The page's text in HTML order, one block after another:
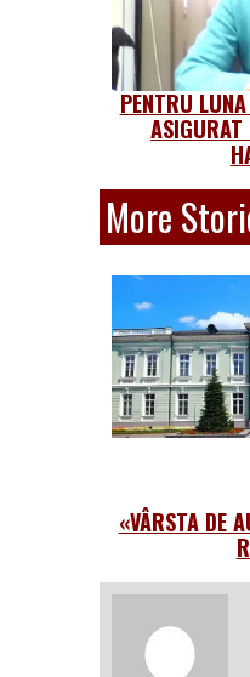
PENTRU
ASIGURAT
More
«VÂRSTA DE